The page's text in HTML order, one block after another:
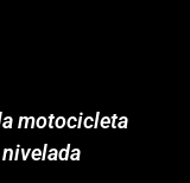
motocicleta